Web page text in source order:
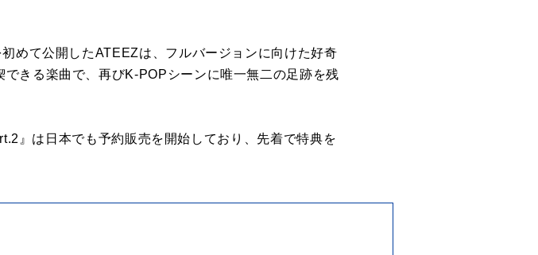
めて公開したATEEZは、フルバージョンに向けた好奇
きる楽曲で、再びK-POPシーンに唯一無二の足跡を残
』は日本でも予約販売を開始しており、先着で特典を